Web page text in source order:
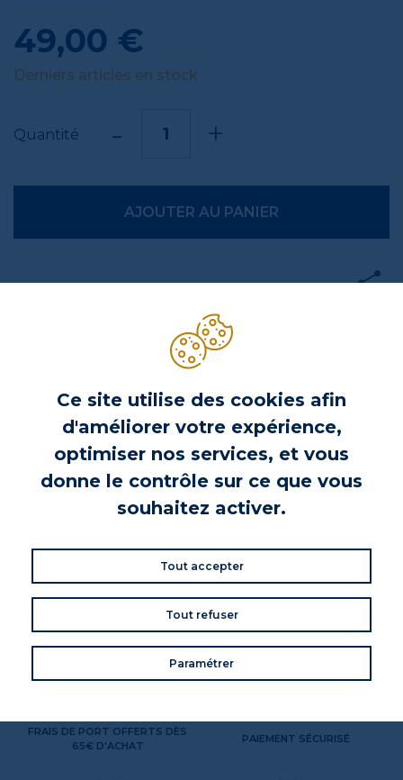
Ce site utilise des cookies afin
d'améliorer votre expérience,
optimiser nos services, et vous
donne le contrôle sur ce que vous
souhaitez activer.
Tout accepter
Tout refuser
Paramétrer
font un compagnon à la fois fonctionnel et esthétique.
Un accessoire tendance qui reflète vos valeurs : qualité,
49,00 €
Derniers articles en stock
Quantité - +
AJOUTER AU PANIER
INFORMATIONS PRODUIT
VOS AVIS Donnez votre avis
Commentaires (0)
DE LA MÊME MARQUE
FRAIS DE PORT OFFERTS DÈS
65€ D'ACHAT
PAIEMENT SÉCURISÉ